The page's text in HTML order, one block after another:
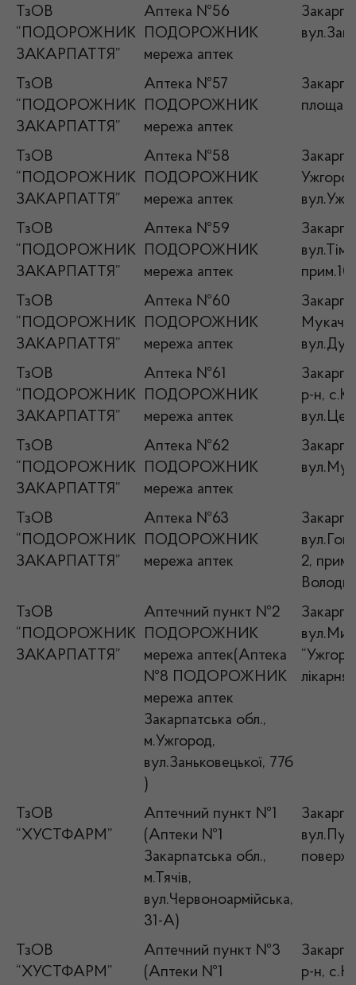
ТзОВ
“ПОДОРОЖНИК
ЗАКАРПАТТЯ”
Аптека №56
ПОДОРОЖНИК
мережа аптек
ТзОВ
“ПОДОРОЖНИК
ЗАКАРПАТТЯ”
Аптека №57
ПОДОРОЖНИК
мережа аптек
площа
ТзОВ
“ПОДОРОЖНИК
ЗАКАРПАТТЯ”
Аптека №58
ПОДОРОЖНИК
мережа аптек
ТзОВ
“ПОДОРОЖНИК
ЗАКАРПАТТЯ”
Аптека №59
ПОДОРОЖНИК
мережа аптек
ТзОВ
“ПОДОРОЖНИК
ЗАКАРПАТТЯ”
Аптека №60
ПОДОРОЖНИК
мережа аптек
ТзОВ
“ПОДОРОЖНИК
ЗАКАРПАТТЯ”
Аптека №61
ПОДОРОЖНИК
мережа аптек
р-н,
ТзОВ
“ПОДОРОЖНИК
ЗАКАРПАТТЯ”
Аптека №62
ПОДОРОЖНИК
мережа аптек
ТзОВ
“ПОДОРОЖНИК
ЗАКАРПАТТЯ”
Аптека №63
ПОДОРОЖНИК
мережа аптек
2,
ТзОВ
“ПОДОРОЖНИК
ЗАКАРПАТТЯ”
Аптечний пункт №2
ПОДОРОЖНИК
мережа аптек(Аптека
№8 ПОДОРОЖНИК
мережа аптек
Закарпатська обл.,
м.Ужгород,
вул.Заньковецької, 77б
)
ТзОВ
“ХУСТФАРМ”
Аптечний пункт №1
(Аптеки №1
Закарпатська обл.,
м.Тячів,
вул.Червоноармійська,
31-А)
поверх
ТзОВ
“ХУСТФАРМ”
Аптечний пункт №3
(Аптеки №1
р-н,